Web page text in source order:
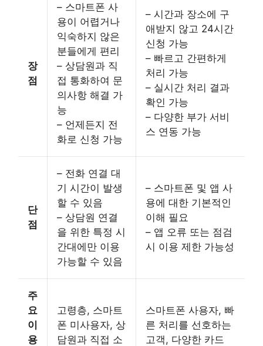
장
점
– 스마트폰 사
용이 어렵거나
익숙하지 않은
분들에게 편리
– 상담원과 직
접 통화하여 문
의사항 해결 가
능
– 언제든지 전
화로 신청 가능
– 시간과 장소에 구
애받지 않고 24시간
신청 가능
– 빠르고 간편하게
처리 가능
– 실시간 처리 결과
확인 가능
– 다양한 부가 서비
스 연동 가능
단
점
– 전화 연결 대
기 시간이 발생
할 수 있음
– 상담원 연결
을 위한 특정 시
간대에만 이용
가능할 수 있음
– 스마트폰 및 앱 사
용에 대한 기본적인
이해 필요
– 앱 오류 또는 점검
시 이용 제한 가능성
주
요
이
용
고령층, 스마트
폰 미사용자, 상
담원과 직접 소
스마트폰 사용자, 빠
른 처리를 선호하는
고객, 다양한 카드